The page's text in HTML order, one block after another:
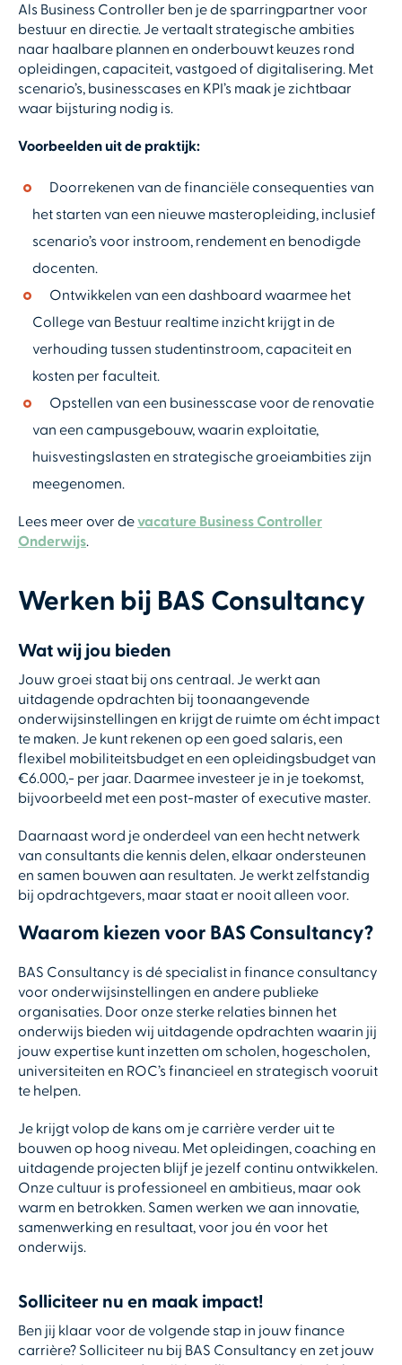
Als Business Controller ben je de sparringpartner voor
bestuur en directie. Je vertaalt strategische ambities
naar haalbare plannen en onderbouwt keuzes rond
opleidingen, capaciteit, vastgoed of digitalisering. Met
scenario’s, businesscases en KPI’s maak je zichtbaar
waar bijsturing nodig is.
Voorbeelden uit de praktijk:
Doorrekenen van de financiële consequenties van
het starten van een nieuwe masteropleiding, inclusief
scenario’s voor instroom, rendement en benodigde
docenten.
Ontwikkelen van een dashboard waarmee het
College van Bestuur realtime inzicht krijgt in de
verhouding tussen studentinstroom, capaciteit en
kosten per faculteit.
Opstellen van een businesscase voor de renovatie
van een campusgebouw, waarin exploitatie,
huisvestingslasten en strategische groeiambities zijn
meegenomen.
Lees meer over devacature Business Controller
Onderwijs.
Werken bij BAS Consultancy
Wat wij jou bieden
Jouw groei staat bij ons centraal. Je werkt aan
uitdagende opdrachten bij toonaangevende
onderwijsinstellingen en krijgt de ruimte om écht impact
te maken. Je kunt rekenen op een goed salaris, een
flexibel mobiliteitsbudget en een opleidingsbudget van
€6.000,- per jaar. Daarmee investeer je in je toekomst,
bijvoorbeeld met een post-master of executive master.
Daarnaast word je onderdeel van een hecht netwerk
van consultants die kennis delen, elkaar ondersteunen
en samen bouwen aan resultaten. Je werkt zelfstandig
bij opdrachtgevers, maar staat er nooit alleen voor.
Waarom kiezen voor BAS Consultancy?
BAS Consultancy is dé specialist in finance consultancy
voor onderwijsinstellingen en andere publieke
organisaties. Door onze sterke relaties binnen het
onderwijs bieden wij uitdagende opdrachten waarin jij
jouw expertise kunt inzetten om scholen, hogescholen,
universiteiten en ROC’s financieel en strategisch vooruit
te helpen.
Je krijgt volop de kans om je carrière verder uit te
bouwen op hoog niveau. Met opleidingen, coaching en
uitdagende projecten blijf je jezelf continu ontwikkelen.
Onze cultuur is professioneel en ambitieus, maar ook
warm en betrokken. Samen werken we aan innovatie,
samenwerking en resultaat, voor jou én voor het
onderwijs.
Solliciteer nu en maak impact!
Ben jij klaar voor de volgende stap in jouw finance
carrière? Solliciteer nu bij BAS Consultancy en zet jouw